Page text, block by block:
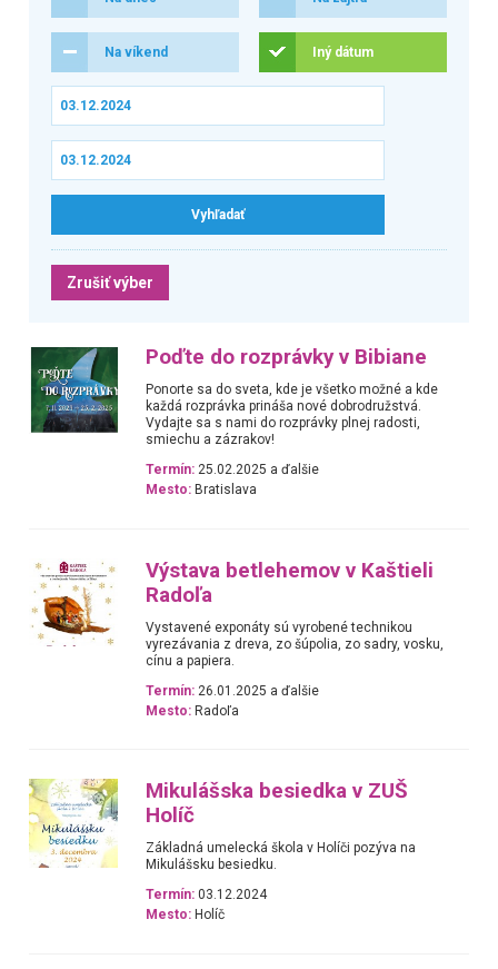
Na víkend Iný dátum
Zrušiť výber
Poďte do rozprávky v Bibiane
Ponorte sa do sveta, kde je všetko možné a kde
každá rozprávka prináša nové dobrodružstvá.
Vydajte sa s nami do rozprávky plnej radosti,
smiechu a zázrakov!
Termín: 25.02.2025 a ďalšie
Mesto: Bratislava
Výstava betlehemov v Kaštieli
Radoľa
Vystavené exponáty sú vyrobené technikou
vyrezávania z dreva, zo šúpolia, zo sadry, vosku,
cínu a papiera.
Termín: 26.01.2025 a ďalšie
Mesto: Radoľa
Mikulášska besiedka v ZUŠ
Holíč
Základná umelecká škola v Holíči pozýva na
Mikulášsku besiedku.
Termín: 03.12.2024
Mesto: Holíč